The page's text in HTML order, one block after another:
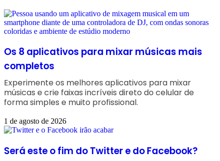
Os 8 aplicativos para mixar músicas mais
completos
Experimente os melhores aplicativos para mixar
músicas e crie faixas incríveis direto do celular de
forma simples e muito profissional.
1 de agosto de 2026
Será este o fim do Twitter e do Facebook?